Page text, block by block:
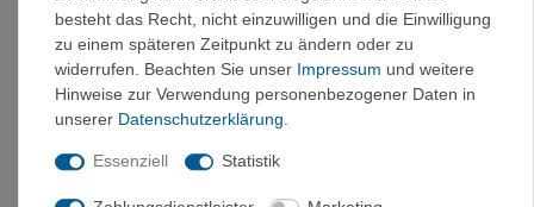
11
46
12
47
OBERMATERIAL
Das Obermaterials aus Leder ist dank des umlaufenden
Die Gesamtkonstruktion zeichnet sich durch eine gute
besteht das Recht, nicht einzuwilligen und die Einwilligung
zu einem späteren Zeitpunkt zu ändern oder zu
widerrufen. Beachten Sie unser Impressum und weitere
Hinweise zur Verwendung personenbezogener Daten in
unserer Daten­schutz­erklärung.
Essenziell Statistik